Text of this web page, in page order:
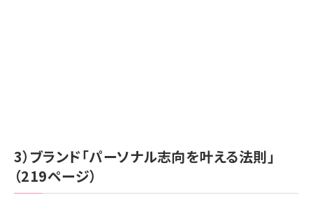
3）ブランド「パーソナル志向を叶える法則」
（219ページ）